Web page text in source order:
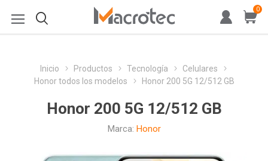
0
Inicio Productos Tecnología
Celulares
Honor todos los modelos
Honor 200 5G 12/512 GB
Honor 200 5G 12/512 GB
Marca: Honor